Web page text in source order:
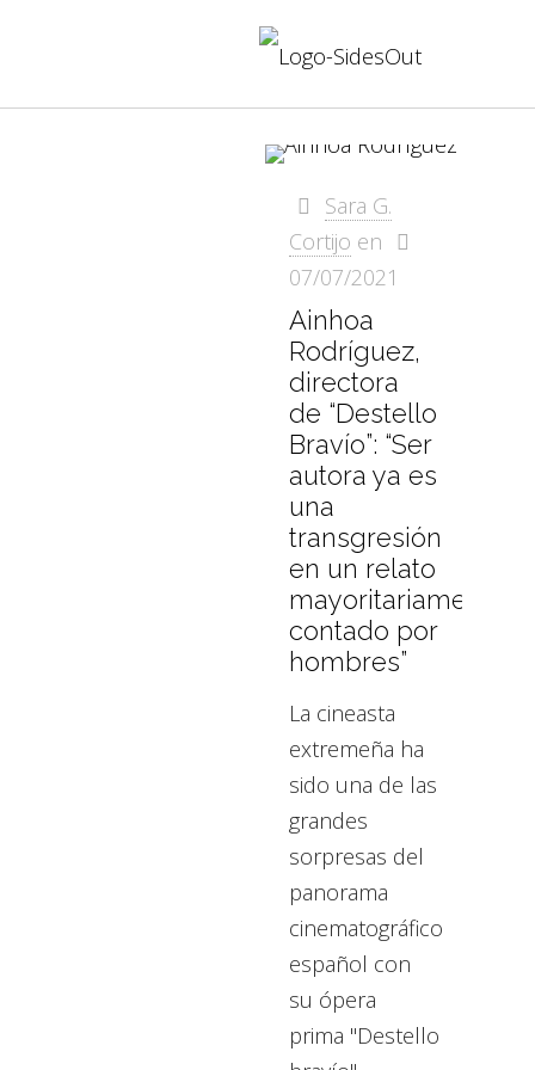
Sara G.
Cortijo en
07/07/2021
Ainhoa
Rodríguez,
directora
de “Destello
Bravío”: “Ser
autora ya es
una
transgresión
en un relato
mayoritariamente
contado por
hombres”
La cineasta
extremeña ha
sido una de las
grandes
sorpresas del
panorama
cinematográfico
español con
su ópera
prima "Destello